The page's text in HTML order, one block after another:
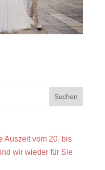
Auszeit vom 20. bis
wir wieder für Sie